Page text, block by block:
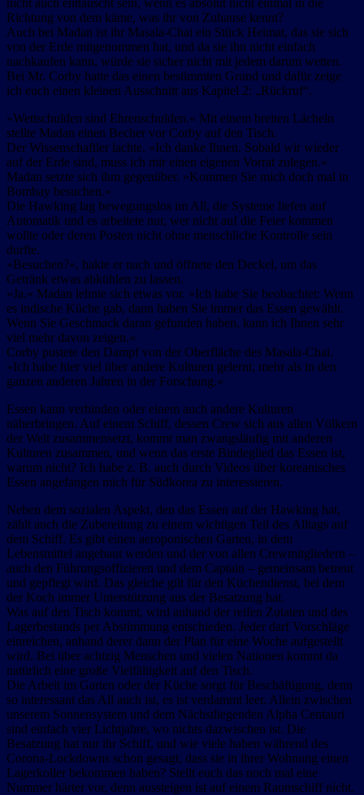
nicht auch enttäuscht sein, wenn es absolut nicht einmal in die
Richtung von dem käme, was ihr von Zuhause kennt?
Auch bei Madan ist ihr Masala-Chai ein Stück Heimat, das sie sich
von der Erde mitgenommen hat, und da sie ihn nicht einfach
nachkaufen kann, würde sie sicher nicht mit jedem darum wetten.
Bei Mr. Corby hatte das einen bestimmten Grund und dafür zeige
ich euch einen kleinen Ausschnitt aus Kapitel 2: „Rückruf“.
»Wettschulden sind Ehrenschulden.« Mit einem breiten Lächeln
stellte Madan einen Becher vor Corby auf den Tisch.
Der Wissenschaftler lachte. »Ich danke Ihnen. Sobald wir wieder
auf der Erde sind, muss ich mir einen eigenen Vorrat zulegen.«
Madan setzte sich ihm gegenüber. »Kommen Sie mich doch mal in
Bombay besuchen.«
Die Hawking lag bewegungslos im All, die Systeme liefen auf
Automatik und es arbeitete nur, wer nicht auf die Feier kommen
wollte oder deren Posten nicht ohne menschliche Kontrolle sein
durfte.
»Besuchen?«, hakte er nach und öffnete den Deckel, um das
Getränk etwas abkühlen zu lassen.
»Ja.« Madan lehnte sich etwas vor. »Ich habe Sie beobachtet: Wenn
es indische Küche gab, dann haben Sie immer das Essen gewählt.
Wenn Sie Geschmack daran gefunden haben, kann ich Ihnen sehr
viel mehr davon zeigen.«
Corby pustete den Dampf von der Oberfläche des Masala-Chai.
»Ich habe hier viel über andere Kulturen gelernt, mehr als in den
ganzen anderen Jahren in der Forschung.«
Essen kann verbinden oder einem auch andere Kulturen
näherbringen. Auf einem Schiff, dessen Crew sich aus allen Völkern
der Welt zusammensetzt, kommt man zwangsläufig mit anderen
Kulturen zusammen, und wenn das erste Bindeglied das Essen ist,
warum nicht? Ich habe z. B. auch durch Videos über koreanisches
Essen angefangen mich für Südkorea zu interessieren.
Neben dem sozialen Aspekt, den das Essen auf der Hawking hat,
zählt auch die Zubereitung zu einem wichtigen Teil des Alltags auf
dem Schiff. Es gibt einen aeroponischen Garten, in dem
Lebensmittel angebaut werden und der von allen Crewmitgliedern –
auch den Führungsoffizieren und dem Captain – gemeinsam betreut
und gepflegt wird. Das gleiche gilt für den Küchendienst, bei dem
der Koch immer Unterstützung aus der Besatzung hat.
Was auf den Tisch kommt, wird anhand der reifen Zutaten und des
Lagerbestands per Abstimmung entschieden. Jeder darf Vorschläge
einreichen, anhand derer dann der Plan für eine Woche aufgestellt
wird. Bei über achtzig Menschen und vielen Nationen kommt da
natürlich eine große Vielfältigkeit auf den Tisch.
Die Arbeit im Garten oder der Küche sorgt für Beschäftigung, denn
so interessant das All auch ist, es ist verdammt leer. Allein zwischen
unserem Sonnensystem und dem Nächstliegenden Alpha Centauri
sind einfach vier Lichtjahre, wo nichts dazwischen ist. Die
Besatzung hat nur ihr Schiff, und wie viele haben während des
Corona-Lockdowns schon gesagt, dass sie in ihrer Wohnung einen
Lagerkoller bekommen haben? Stellt euch das noch mal eine
Nummer härter vor, denn aussteigen ist auf einem Raumschiff nicht.